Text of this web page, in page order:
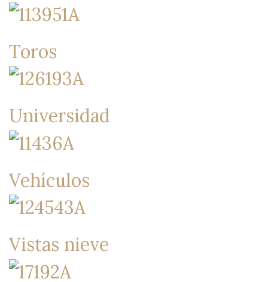
Toros
Universidad
Vehículos
Vistas nieve